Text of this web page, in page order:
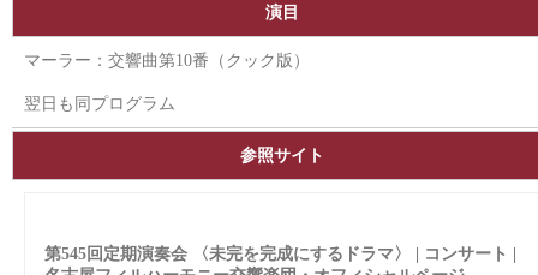
演目
マーラー：交響曲第10番（クック版）
翌日も同プログラム
参照サイト
第545回定期演奏会 〈未完を完成にするドラマ〉 | コンサート |